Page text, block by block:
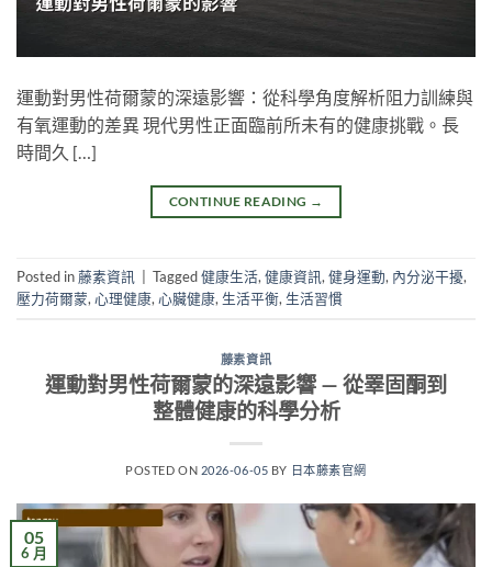
運動對男性荷爾蒙的深遠影響：從科學角度解析阻力訓練與
有氧運動的差異 現代男性正面臨前所未有的健康挑戰。長
時間久 […]
CONTINUE READING →
Posted in藤素資訊 Tagged健康生活,健康資訊,健身運動, 內分泌干擾,
壓力荷爾蒙,心理健康,心臟健康,生活平衡,生活習慣
藤素資訊
運動對男性荷爾蒙的深遠影響 — 從睪固酮到
整體健康的科學分析
POSTED ON 2026-06-05 BY 日本藤素官網
05
6 月